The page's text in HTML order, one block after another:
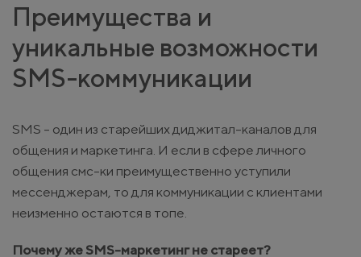
Преимущества и
уникальные возможности
SMS-коммуникации
SMS - один из старейших диджитал-каналов для
общения и маркетинга. И если в сфере личного
общения смс-ки преимущественно уступили
мессенджерам, то для коммуникации с клиентами
неизменно остаются в топе.
Почему же SMS-маркетинг не стареет?